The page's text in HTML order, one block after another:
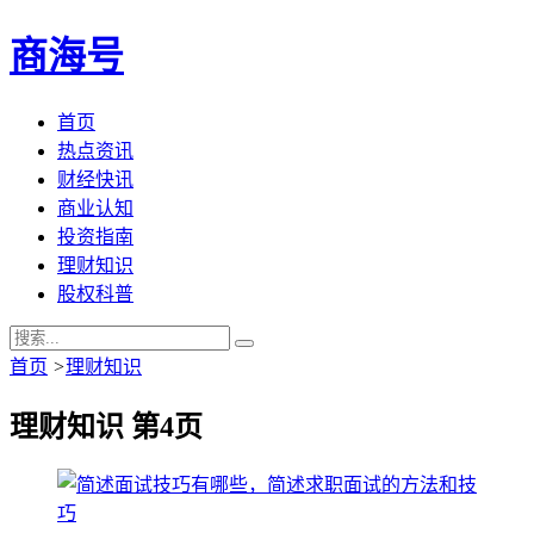
商海号
首页
热点资讯
财经快讯
商业认知
投资指南
理财知识
股权科普
首页 >理财知识
理财知识 第4页